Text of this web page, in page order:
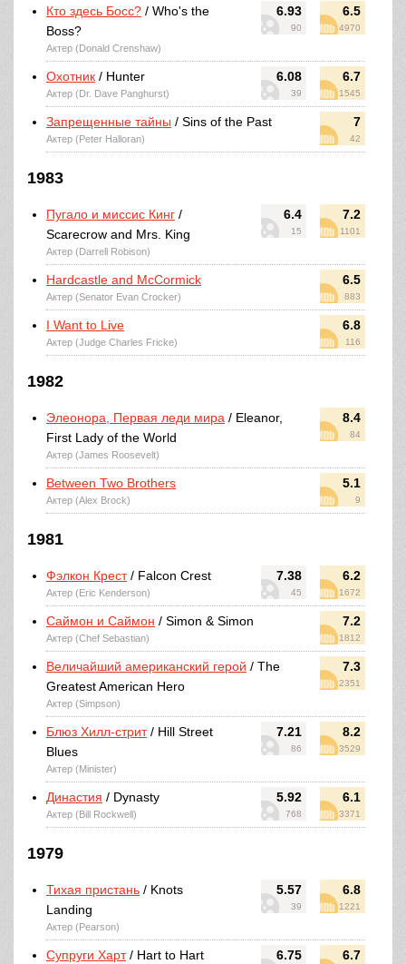
6.93
90
6.5
4970
Кто здесь Босс? / Who's the
Boss?
Актер (Donald Crenshaw)
6.08
39
6.7
1545
Охотник / Hunter
Актер (Dr. Dave Panghurst)
7
42
Запрещенные тайны / Sins of the Past
Актер (Peter Halloran)
1983
6.4
15
7.2
1101
Пугало и миссис Кинг /
Scarecrow and Mrs. King
Актер (Darrell Robison)
6.5
883
Hardcastle and McCormick
Актер (Senator Evan Crocker)
6.8
116
I Want to Live
Актер (Judge Charles Fricke)
1982
8.4
84
Элеонора, Первая леди мира / Eleanor,
First Lady of the World
Актер (James Roosevelt)
5.1
9
Between Two Brothers
Актер (Alex Brock)
1981
7.38
45
6.2
1672
Фэлкон Крест/ Falcon Crest
Актер (Eric Kenderson)
7.2
1812
Саймон и Саймон / Simon & Simon
Актер (Chef Sebastian)
7.3
2351
Величайший американский герой / The
Greatest American Hero
Актер (Simpson)
7.21
86
8.2
3529
Блюз Хилл-стрит/ Hill Street
Blues
Актер (Minister)
5.92
768
6.1
3371
Династия / Dynasty
Актер (Bill Rockwell)
1979
5.57
39
6.8
1221
Тихая пристань / Knots
Landing
Актер (Pearson)
6.75 6.7
Супруги Харт/ Hart to Hart